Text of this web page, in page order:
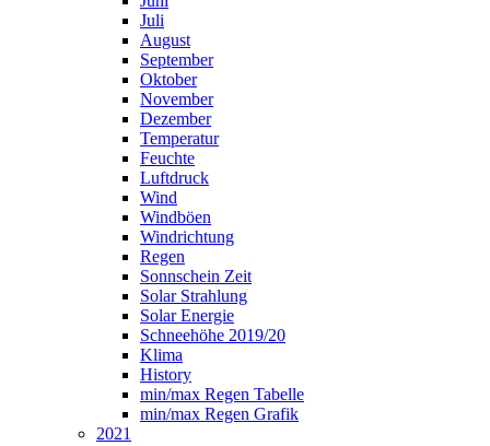
Juli
August
September
Oktober
November
Dezember
Temperatur
Feuchte
Luftdruck
Wind
Windböen
Windrichtung
Regen
Sonnschein Zeit
Solar Strahlung
Solar Energie
Schneehöhe 2019/20
Klima
History
min/max Regen Tabelle
min/max Regen Grafik
2021